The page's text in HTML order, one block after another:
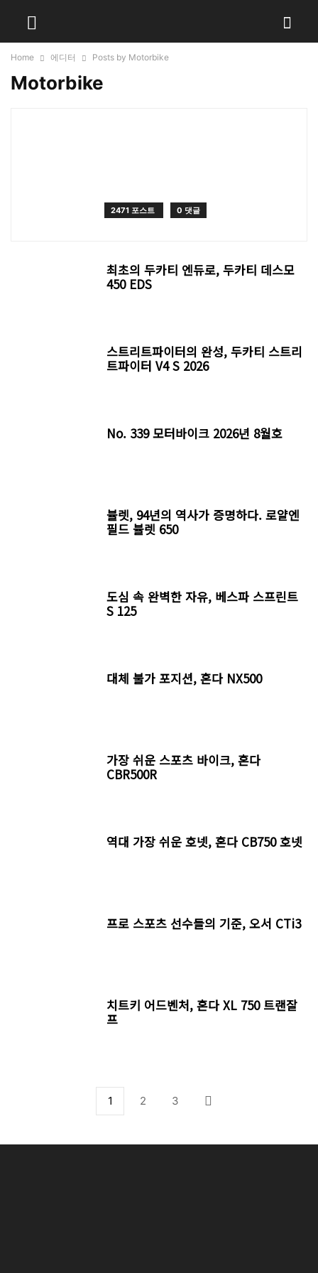
Home 에디터 Posts by Motorbike
Motorbike
2471 포스트 0 댓글
최초의 두카티 엔듀로, 두카티 데스모
450 EDS
스트리트파이터의 완성, 두카티 스트리
트파이터 V4 S 2026
No. 339 모터바이크 2026년 8월호
뷸렛, 94년의 역사가 증명하다. 로얄엔
필드 뷸렛 650
도심 속 완벽한 자유, 베스파 스프린트
S 125
대체 불가 포지션, 혼다 NX500
가장 쉬운 스포츠 바이크, 혼다
CBR500R
역대 가장 쉬운 호넷, 혼다 CB750 호넷
프로 스포츠 선수들의 기준, 오서 CTi3
치트키 어드벤처, 혼다 XL 750 트랜잘
프
1 2 3